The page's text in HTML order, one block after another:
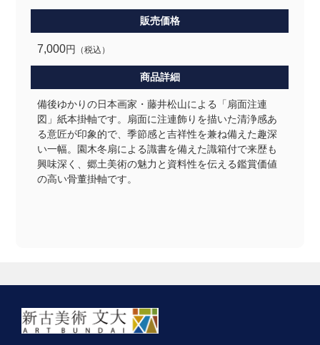
販売価格
7,000円 （税込）
商品詳細
備後ゆかりの日本画家・藤井松山による「扇面注連
図」紙本掛軸です。扇面に注連飾りを描いた清浄感あ
る意匠が印象的で、季節感と吉祥性を兼ね備えた趣深
い一幅。園木冬扇による識書を備えた識箱付で来歴も
興味深く、郷土美術の魅力と資料性を伝える鑑賞価値
の高い骨董掛軸です。